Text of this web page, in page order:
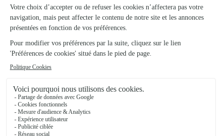
★ ★ ★ ★ ★
Très bien toujours à l heures et le jour
Très bien et de belles fleurs 🌸
11/03/2026
Trustpilot Échantillon d'avis clients fourni via Trustpilot.
les avis de la marque Interflora sur Trustpilot